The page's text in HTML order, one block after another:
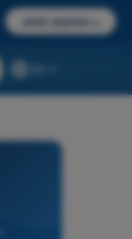
Jetzt starten